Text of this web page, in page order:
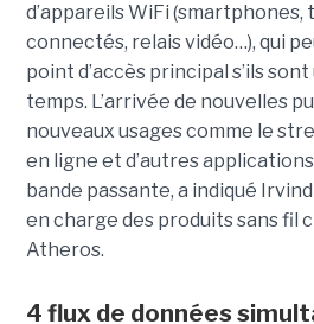
d’appareils WiFi
connectés, relais vidéo…), qui
point d’accès principal s’ils
temps. L’arrivée de nouvelles
nouveaux usages comme le
en ligne et d’autres
bande passante, a indiqué
en charge des produits sans fil
Atheros.
4 flux de données